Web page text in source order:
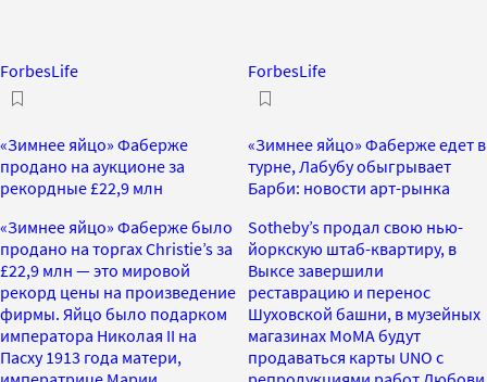
ForbesLife
«Зимнее яйцо» Фаберже
продано на аукционе за
рекордные £22,9 млн
«Зимнее яйцо» Фаберже было
продано на торгах Christie’s за
£22,9 млн — это мировой
рекорд цены на произведение
фирмы. Яйцо было подарком
императора Николая II на
Пасху 1913 года матери,
ForbesLife
«Зимнее яйцо» Фаберже едет в
турне, Лабубу обыгрывает
Барби: новости арт-рынка
Sotheby’s продал свою нью-
йоркскую штаб-квартиру, в
Выксе завершили
реставрацию и перенос
Шуховской башни, в музейных
магазинах МоМА будут
продаваться карты UNO с